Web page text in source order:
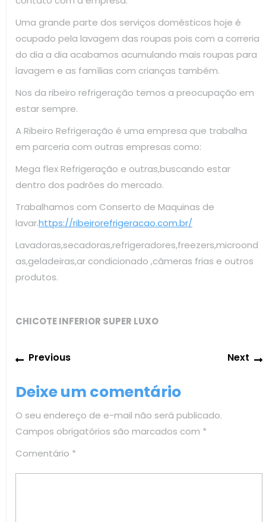
Uma grande parte dos serviços domésticos hoje é
ocupado pela lavagem das roupas pois com a correria
do dia a dia acabamos acumulando mais roupas para
lavagem e as famílias com crianças também.
Nos da ribeiro refrigeração temos a preocupação em
estar sempre.
A Ribeiro Refrigeração é uma empresa que trabalha
em parceria com outras empresas como:
Mega flex Refrigeração e outras,buscando estar
dentro dos padrões do mercado.
Trabalhamos com Conserto de Maquinas de
lavar.https://ribeirorefrigeracao.com.br/
Lavadoras,secadoras,refrigeradores,freezers,microond
as,geladeiras,ar condicionado ,câmeras frias e outros
produtos.
CHICOTE INFERIOR SUPER LUXO
Navegação
de
Post
PreviousPrevious
Next
Deixe um comentário
O seu endereço de e-mail não será publicado.
Campos obrigatórios são marcados com *
Comentário *